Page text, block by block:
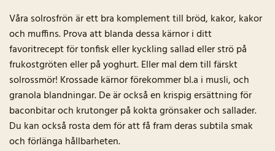
Våra solrosfrön är ett bra komplement till bröd, kakor, kakor
och muffins. Prova att blanda dessa kärnor i ditt
favoritrecept för tonfisk eller kyckling sallad eller strö på
frukostgröten eller på yoghurt. Eller mal dem till färskt
solrossmör! Krossade kärnor förekommer bl.a i musli, och
granola blandningar. De är också en krispig ersättning för
baconbitar och krutonger på kokta grönsaker och sallader.
Du kan också rosta dem för att få fram deras subtila smak
och förlänga hållbarheten.